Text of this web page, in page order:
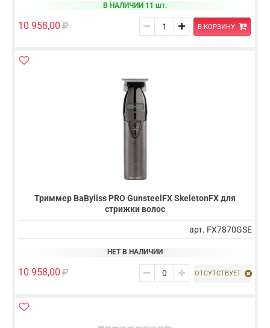
В НАЛИЧИИ 11 шт.
10 958,00 В КОРЗИНУ
Триммер BaByliss PRO GunsteelFX SkeletonFX для
стрижки волос
арт. FX7870GSE
НЕТ В НАЛИЧИИ
10 958,00 ОТСУТСТВУЕТ